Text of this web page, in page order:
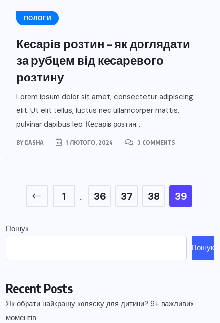
ПОЛОГИ
Кесарів розтин – як доглядати
за рубцем від кесаревого
розтину
Lorem ipsum dolor sit amet, consectetur adipiscing
elit. Ut elit tellus, luctus nec ullamcorper mattis,
pulvinar dapibus leo. Кесарів розтин...
BY DASHA 1 ЛЮТОГО, 2024 0 COMMENTS
1 … 36 37 38 39
Пошук
Пошук
Recent Posts
Як обрати найкращу коляску для дитини? 9+ важливих
моментів